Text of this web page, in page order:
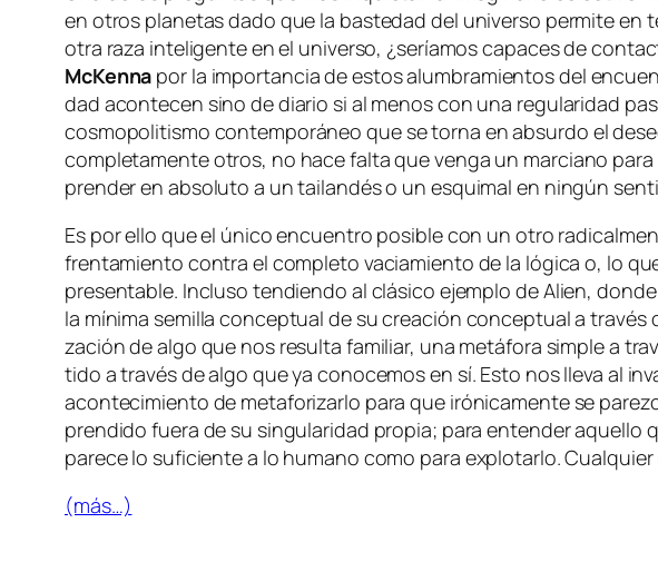
en otros pla­ne­tas da­do que la bas­te­dad del uni­ver­so per­mi­te
otra ra­za in­te­li­gen­te en el uni­ver­so, ¿se­ría­mos ca­pa­ces de
McKenna por la im­por­tan­cia de es­tos alum­bra­mien­tos del
dad acon­te­cen sino de dia­rio si al me­nos con una re­gu­la­ri­dad
cos­mo­po­li­tis­mo con­tem­po­rá­neo que se tor­na en ab­sur­do el
com­ple­ta­men­te otros, no ha­ce fal­ta que ven­ga un mar­ciano
pren­der en ab­so­lu­to a un tai­lan­dés o un es­qui­mal en nin­gún
Es por ello que el úni­co en­cuen­tro po­si­ble con un otro
fren­ta­mien­to con­tra el com­ple­to va­cia­mien­to de la ló­gi­ca o, lo
pre­sen­ta­ble. Incluso ten­dien­do al clá­si­co ejem­plo deAlien,
la mí­ni­ma se­mi­lla con­cep­tual de su crea­ción con­cep­tual a
za­ción de al­go que nos re­sul­ta fa­mi­liar, una me­tá­fo­ra sim­ple a
ti­do a tra­vés de al­go que ya co­no­ce­mos en sí. Esto nos lle­va al
acon­te­ci­mien­to de me­ta­fo­ri­zar­lo pa­ra que iró­ni­ca­men­te se
pren­di­do fue­ra de su sin­gu­la­ri­dad pro­pia; pa­ra en­ten­der
pa­re­ce lo su­fi­cien­te a lo hu­mano co­mo pa­ra ex­plo­tar­lo.
(más…)